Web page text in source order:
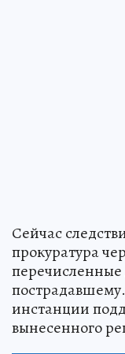
Сейчас
прокуратура
перечисленные
инстанции
вынесенного